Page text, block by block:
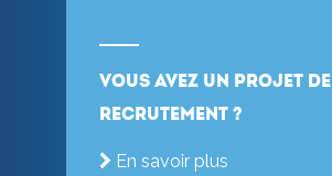
Vous avez un projet de
recrutement ?
En savoir plus